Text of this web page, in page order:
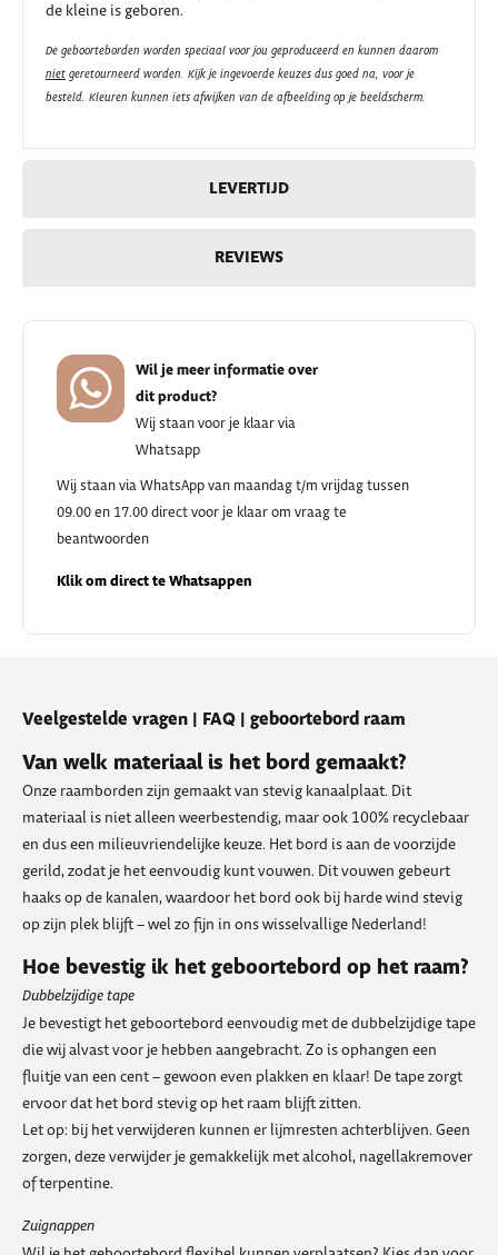
LEVERTIJD
REVIEWS
de kleine is geboren.
De geboorteborden worden speciaal voor jou geproduceerd en kunnen daarom
niet geretourneerd worden. Kijk je ingevoerde keuzes dus goed na, voor je
besteld. Kleuren kunnen iets afwijken van de afbeelding op je beeldscherm.
Wil je meer informatie over
dit product?
Wij staan voor je klaar via
Whatsapp
Wij staan via WhatsApp van maandag t/m vrijdag tussen
09.00 en 17.00 direct voor je klaar om vraag te
beantwoorden
Klik om direct te Whatsappen
Veelgestelde vragen | FAQ | geboortebord raam
Van welk materiaal is het bord gemaakt?
Onze raamborden zijn gemaakt van stevig kanaalplaat. Dit
materiaal is niet alleen weerbestendig, maar ook 100% recyclebaar
en dus een milieuvriendelijke keuze. Het bord is aan de voorzijde
gerild, zodat je het eenvoudig kunt vouwen. Dit vouwen gebeurt
haaks op de kanalen, waardoor het bord ook bij harde wind stevig
op zijn plek blijft – wel zo fijn in ons wisselvallige Nederland!
Hoe bevestig ik het geboortebord op het raam?
Dubbelzijdige tape
Je bevestigt het geboortebord eenvoudig met de dubbelzijdige tape
die wij alvast voor je hebben aangebracht. Zo is ophangen een
fluitje van een cent – gewoon even plakken en klaar! De tape zorgt
ervoor dat het bord stevig op het raam blijft zitten.
Let op: bij het verwijderen kunnen er lijmresten achterblijven. Geen
zorgen, deze verwijder je gemakkelijk met alcohol, nagellakremover
of terpentine.
Zuignappen